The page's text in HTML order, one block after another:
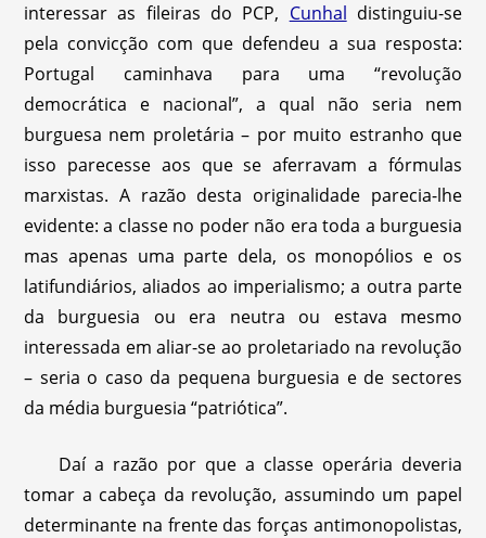
interessar as fileiras do PCP, Cunhal distinguiu-se
pela convicção com que defendeu a sua resposta:
Portugal caminhava para uma “revolução
democrática e nacional”, a qual não seria nem
burguesa nem proletária – por muito estranho que
isso parecesse aos que se aferravam a fórmulas
marxistas. A razão desta originalidade parecia-lhe
evidente: a classe no poder não era toda a burguesia
mas apenas uma parte dela, os monopólios e os
latifundiários, aliados ao imperialismo; a outra parte
da burguesia ou era neutra ou estava mesmo
interessada em aliar-se ao proletariado na revolução
– seria o caso da pequena burguesia e de sectores
da média burguesia “patriótica”.
Daí a razão por que a classe operária deveria
tomar a cabeça da revolução, assumindo um papel
determinante na frente das forças antimonopolistas,